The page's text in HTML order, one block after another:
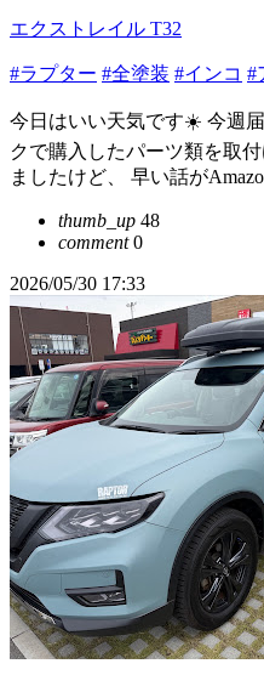
エクストレイル T32
#ラプター #全塗装 #インコ #
今日はいい天気です☀️ 今週
クで購入したパーツ類を取
ましたけど、 早い話が
thumb_up 48
comment0
2026/05/30 17:33